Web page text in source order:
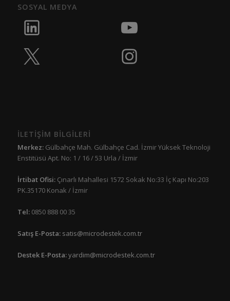
SOSYAL MEDYA
İLETİŞİM BİLGİLERİ
Merkez:Gülbahçe Mah. Gülbahçe Cad. İzmir Yüksek Teknoloji
Enstitüsü Apt. No: 1 / 16 / 53 Urla / İzmir
İrtibat Ofisi: Çınarlı Mahallesi 1572 Sokak No:33 İç Kapı No:203
PK.35170 Konak / İzmir
Tel:0850 888 00 35
Satış E-Posta: satis@microdestek.com.tr
Destek E-Posta:yardim@microdestek.com.tr